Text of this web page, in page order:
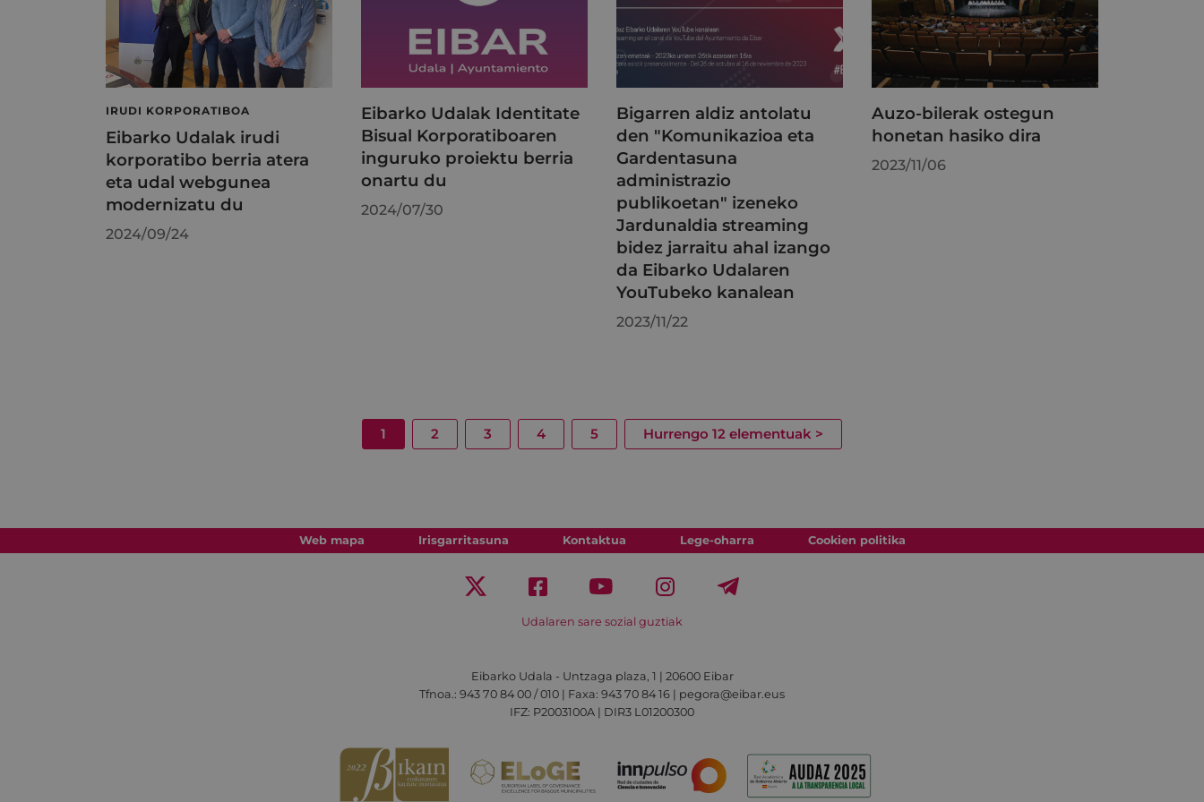
IRUDI KORPORATIBOA
Eibarko Udalak irudi
korporatibo berria atera
eta udal webgunea
modernizatu du
2024/09/24
Eibarko Udalak Identitate
Bisual Korporatiboaren
inguruko proiektu berria
onartu du
2024/07/30
Bigarren aldiz antolatu
den "Komunikazioa eta
Gardentasuna
administrazio
publikoetan" izeneko
Jardunaldia streaming
bidez jarraitu ahal izango
da Eibarko Udalaren
YouTubeko kanalean
2023/11/22
Auzo-bilerak ostegun
honetan hasiko dira
2023/11/06
1 2 3 4 5 Hurrengo 12 elementuak >
Web mapa Irisgarritasuna Kontaktua Lege-oharra Cookien politika
Udalaren sare sozial guztiak
Eibarko Udala - Untzaga plaza, 1 | 20600 Eibar
Tfnoa.: 943 70 84 00 / 010 | Faxa: 943 70 84 16 | pegora@eibar.eus
IFZ: P2003100A | DIR3 L01200300